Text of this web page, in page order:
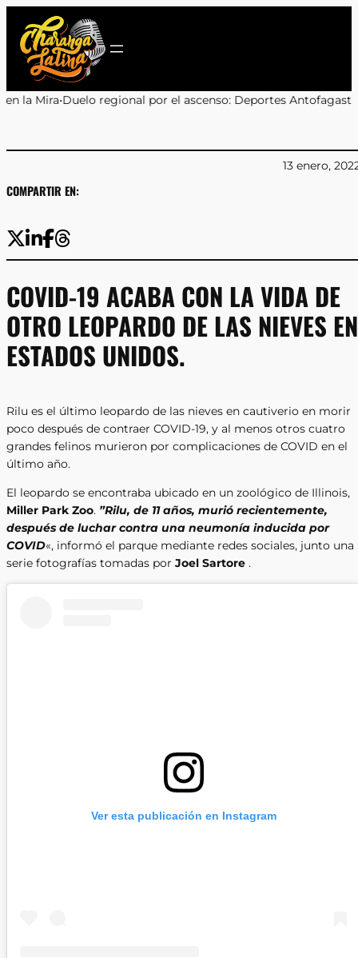
contenido
por el ascenso: Deportes Antofagasta y Cobreloa se
COMPARTIR EN:
13 enero,
COVID-19 ACABA CON LA VIDA DE
OTRO LEOPARDO DE LAS NIEVES EN
ESTADOS UNIDOS.
Rilu es el último leopardo de las nieves en cautiverio en morir
poco después de contraer COVID-19, y al menos otros cuatro
grandes felinos murieron por complicaciones de COVID en el
último año.
El leopardo se encontraba ubicado en un zoológico de Illinois,
Miller Park Zoo. ”Rilu, de 11 años, murió recientemente,
después de luchar contra una neumonía inducida por
COVID«, informó el parque mediante redes sociales, junto una
serie fotografías tomadas por Joel Sartore .
Ver esta publicación en Instagram